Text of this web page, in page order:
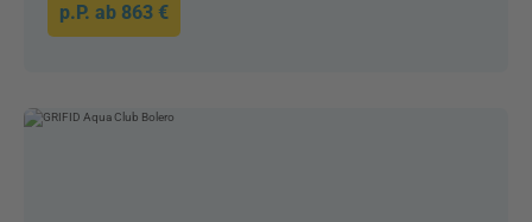
p.P. ab 863 €